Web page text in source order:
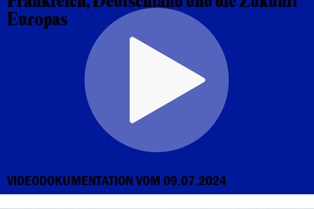
Europas
VIDEODOKUMENTATION VOM 09.07.2024